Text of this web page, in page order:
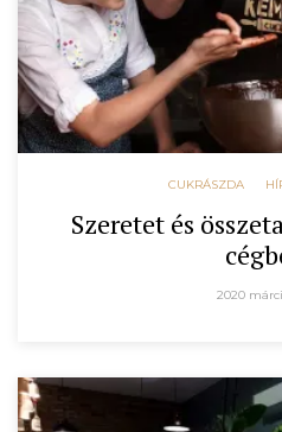
CUKRÁSZDA
Szeretet és
2020